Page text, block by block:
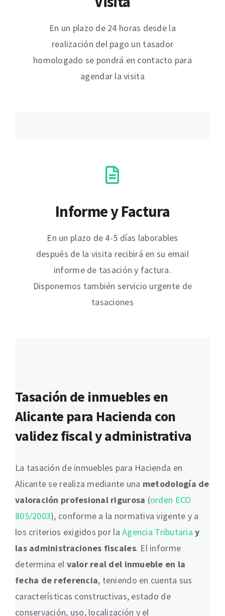
En un plazo de 24 horas desde la
realización del pago un tasador
homologado se pondrá en contacto para
agendar la visita
Informe y Factura
En un plazo de 4-5 días laborables
después de la visita recibirá en su email
informe de tasación y factura.
Disponemos también servicio urgente de
tasaciones
Tasación de inmuebles en
Alicante para Hacienda con
validez fiscal y administrativa
La tasación de inmuebles para Hacienda en
Alicante se realiza mediante una metodología de
valoración profesional rigurosa (orden ECO
805/2003), conforme a la normativa vigente y a
los criterios exigidos por laAgencia Tributaria y
las administraciones fiscales. El informe
determina el valor real del inmueble en la
fecha de referencia, teniendo en cuenta sus
características constructivas, estado de
conservación, uso, localización y el